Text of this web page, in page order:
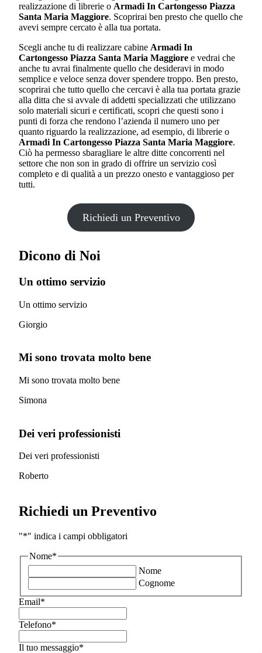
realizzazione di librerie o Armadi In Cartongesso Piazza
Santa Maria Maggiore. Scoprirai ben presto che quello che
avevi sempre cercato è alla tua portata.
Scegli anche tu di realizzare cabine Armadi In
Cartongesso Piazza Santa Maria Maggiore e vedrai che
anche tu avrai finalmente quello che desideravi in modo
semplice e veloce senza dover spendere troppo. Ben presto,
scoprirai che tutto quello che cercavi è alla tua portata grazie
alla ditta che si avvale di addetti specializzati che utilizzano
solo materiali sicuri e certificati, scopri che questi sono i
punti di forza che rendono l’azienda il numero uno per
quanto riguardo la realizzazione, ad esempio, di librerie o
Armadi In Cartongesso Piazza Santa Maria Maggiore.
Ciò ha permesso sbaragliare le altre ditte concorrenti nel
settore che non son in grado di offrire un servizio così
completo e di qualità a un prezzo onesto e vantaggioso per
tutti.
Richiedi un Preventivo
Dicono di Noi
Un ottimo servizio
Un ottimo servizio
Giorgio
Mi sono trovata molto bene
Mi sono trovata molto bene
Simona
Dei veri professionisti
Dei veri professionisti
Roberto
Richiedi un Preventivo
"*" indica i campi obbligatori
Nome*
Nome
Cognome
Email*
Telefono*
Il tuo messaggio*